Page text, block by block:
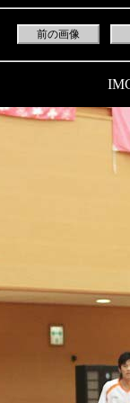
前の画像